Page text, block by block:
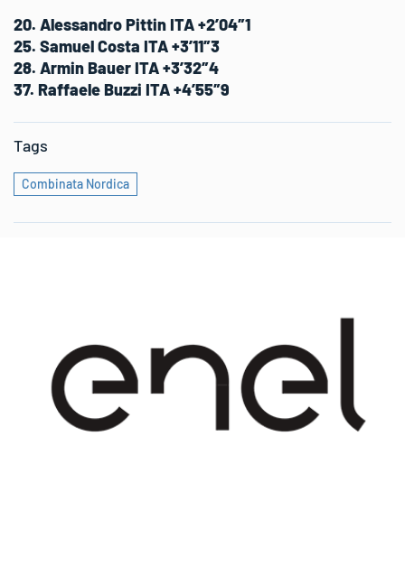
20. Alessandro Pittin ITA +2’04″1
25. Samuel Costa ITA +3’11″3
28. Armin Bauer ITA +3’32″4
37. Raffaele Buzzi ITA +4’55″9
Tags
Combinata Nordica